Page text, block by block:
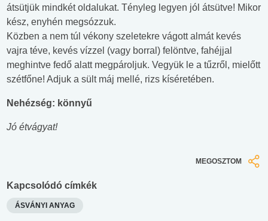
átsütjük mindkét oldalukat. Tényleg legyen jól átsütve! Mikor
kész, enyhén megsózzuk.
Közben a nem túl vékony szeletekre vágott almát kevés
vajra téve, kevés vízzel (vagy borral) felöntve, fahéjjal
meghintve fedő alatt megpároljuk. Vegyük le a tűzről, mielőtt
szétfőne! Adjuk a sült máj mellé, rizs kíséretében.
Nehézség: könnyű
Jó étvágyat!
MEGOSZTOM
Kapcsolódó címkék
ÁSVÁNYI ANYAG